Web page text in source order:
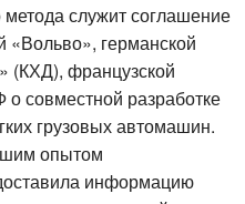
служит соглашение
германской
французской
совместной разработке
грузовых автомашин.
опытом
информацию